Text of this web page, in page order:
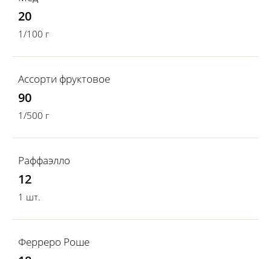
20
1/100 г
Ассорти фруктовое
90
1/500 г
Раффаэлло
12
1 шт.
Ферреро Роше